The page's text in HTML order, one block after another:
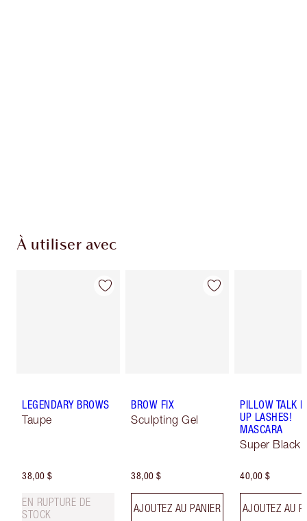
À utiliser avec
LEGENDARY BROWS
Taupe
38,00 $
EN RUPTURE DE
STOCK
BROW FIX
Sculpting Gel
38,00 $
AJOUTEZ AU PANIER
PILLOW TALK
UP LASHES!
MASCARA
Super Black
40,00 $
AJOUTEZ AU